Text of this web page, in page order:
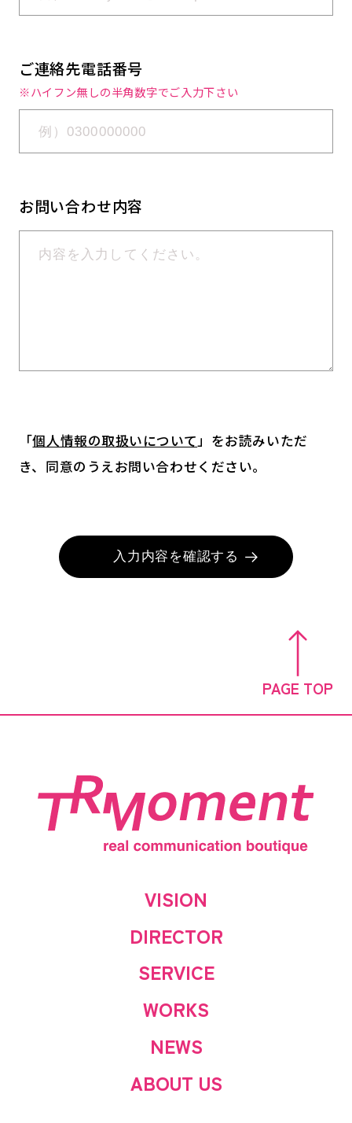
ご連絡先電話番号
※ハイフン無しの半角数字でご入力下さい
お問い合わせ内容
「個人情報の取扱いについて 」をお読みいただ
き、同意のうえお問い合わせください。
入力内容を確認する
PAGE TOP
VISION
DIRECTOR
SERVICE
WORKS
NEWS
ABOUT US